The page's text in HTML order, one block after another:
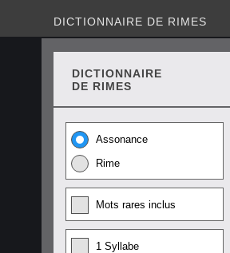
DICTIONNAIRE DE RIMES
DICTIONNAIRE
DE RIMES
Assonance
Rime
Mots rares inclus
1 Syllabe